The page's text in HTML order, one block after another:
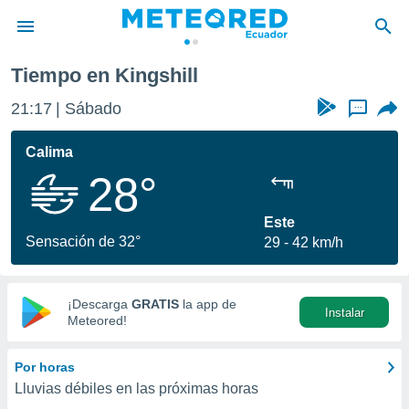
de
ha
calidad.
a este
las
y
digital
basada
Tiempo en Kingshill
21:17 Sábado ...
Calima
28°
Sensación de 32°
Este
29
42 km/h
¡Descarga GRATIS la app de
Meteored!
Instalar
Por horas
Lluvias débiles en las próximas horas